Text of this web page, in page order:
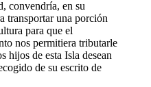
convendría, en su
transportar una porción
para que el
nos permitiera tributarle
hijos de esta Isla desean
de su escrito de